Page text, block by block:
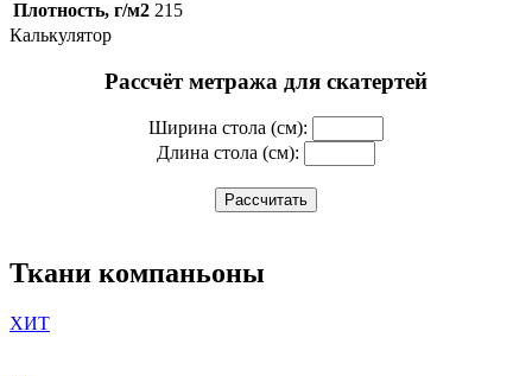
Плотность, г/м2 215
Калькулятор
Рассчёт метража для скатертей
Ширина стола (см):
Длина стола (см):
Рассчитать
Ткани компаньоны
ХИТ